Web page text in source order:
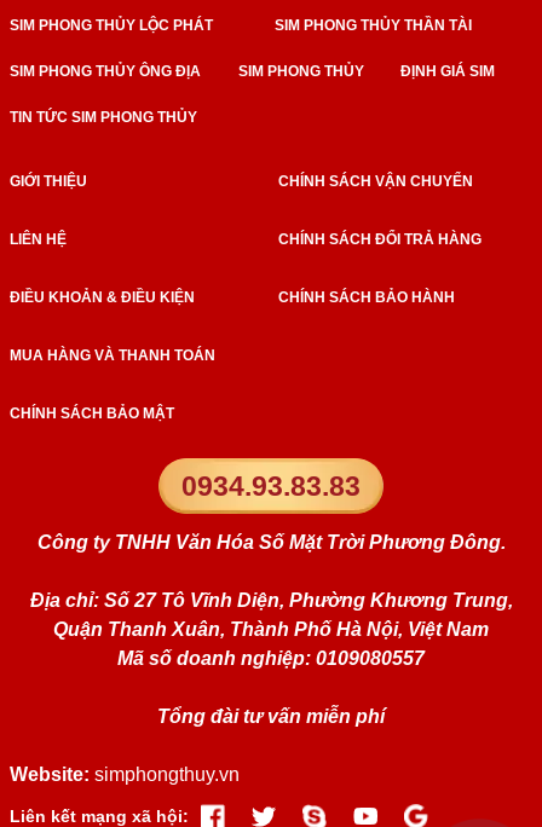
SIM PHONG THỦY LỘC PHÁT SIM PHONG THỦY THẦN TÀI
SIM PHONG THỦY ÔNG ĐỊA SIM PHONG THỦY ĐỊNH GIÁ SIM
TIN TỨC SIM PHONG THỦY
Website: simphongthuy.vn
Liên kết mạng xã hội:
0934.93.83.83
Công ty TNHH Văn Hóa Số Mặt Trời Phương Đông.
Địa chỉ: Số 27 Tô Vĩnh Diện, Phường Khương Trung,
Quận Thanh Xuân, Thành Phố Hà Nội, Việt Nam
Mã số doanh nghiệp: 0109080557
Tổng đài tư vấn miễn phí
GIỚI THIỆU
LIÊN HỆ
ĐIỀU KHOẢN & ĐIỀU KIỆN
MUA HÀNG VÀ THANH TOÁN
CHÍNH SÁCH BẢO MẬT
CHÍNH SÁCH VẬN CHUYỂN
CHÍNH SÁCH ĐỔI TRẢ HÀNG
CHÍNH SÁCH BẢO HÀNH